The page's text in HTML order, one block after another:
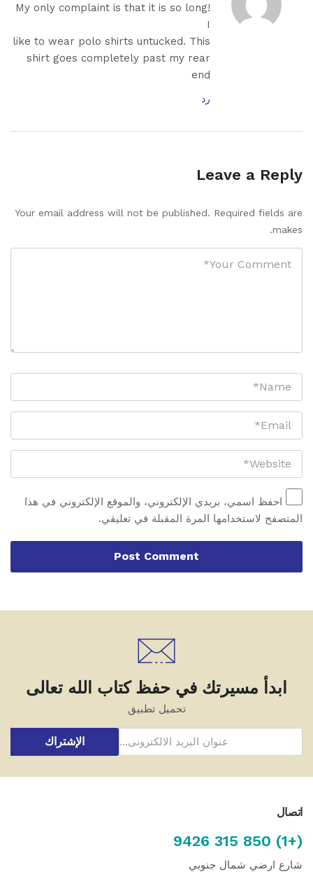
My only complaint is that it is so long!
I
like to wear polo shirts untucked. This
shirt goes completely past my rear
end
رد
Leave a Reply
Your email address will not be published. Required fields are
makes.
احفظ اسمي، بريدي الإلكتروني، والموقع الإلكتروني في هذا
المتصفح لاستخدامها المرة المقبلة في تعليقي.
ابدأ مسيرتك في حفظ كتاب الله تعالى
تحميل تطبيق
الإشتراك
اتصال
(+1) 850 315 9426
شارع ارضي شمال جنوبي